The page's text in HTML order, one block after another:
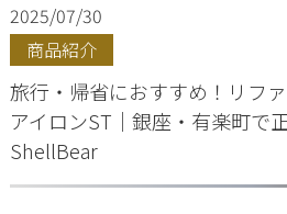
2025/07/30
商品紹介
旅行・帰省におすすめ！リフ
アイロンST｜銀座・有楽町で
ShellBear